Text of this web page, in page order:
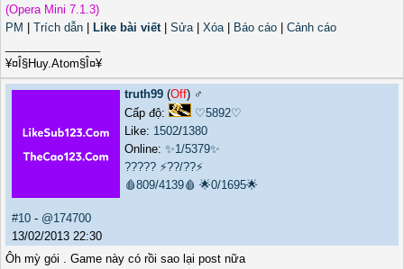
(Opera Mini 7.1.3)
PM
Trích dẫn Like bài viết| Sửa| Xóa| Báo cáo
Cảnh cáo
¥¤Î§Huy.Atom§Î¤¥
truth99 (Off) ♂️
Cấp độ:
♡5892♡
Like: 1502/1380
Online: ✨1/5379✨
????? ⚡??/??⚡
🩸809/4139🩸 🌟0/1695🌟
#10 - @174700
13/02/2013 22:30
Ôh mỳ gói . Game này có rồi sao lại post nữa